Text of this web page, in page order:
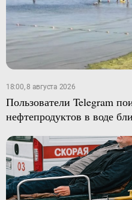
18:00, 8 августа 2026
Пользователи Telegram
нефтепродуктов в воде